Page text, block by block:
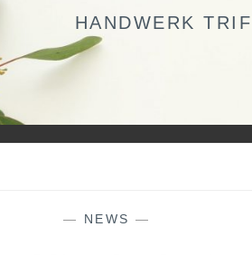
HANDWERK
— NEWS —